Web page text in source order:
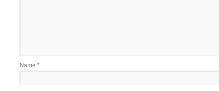
Name *